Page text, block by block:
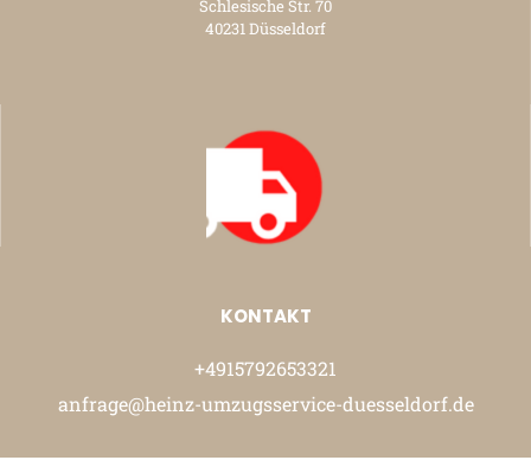
Schlesische Str. 70
40231 Düsseldorf
KONTAKT
+4915792653321
anfrage@heinz-umzugsservice-duesseldorf.de